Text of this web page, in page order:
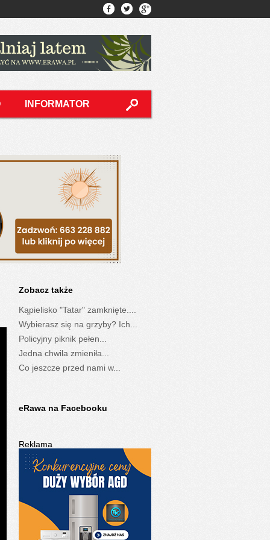
INFORMATOR
Zobacz także
Kąpielisko "Tatar" zamknięte....
Wybierasz się na grzyby? Ich...
Policyjny piknik pełen...
Jedna chwila zmieniła...
Co jeszcze przed nami w...
eRawa na Facebooku
Reklama